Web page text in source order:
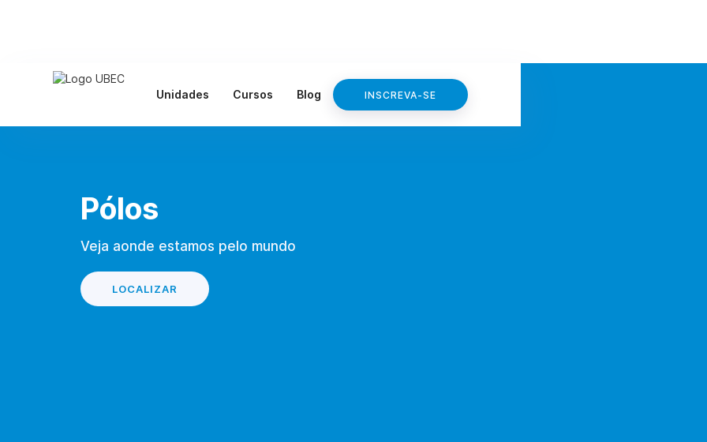
Unidades Cursos Blog INSCREVA-SE
Pólos
Veja aonde estamos pelo mundo
LOCALIZAR